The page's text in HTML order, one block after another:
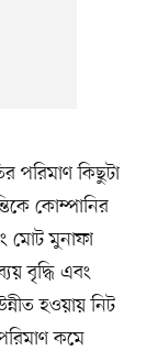
পরিমাণ কিছুটা
কোম্পানির
মোট মুনাফা
বৃদ্ধি এবং
হওয়ায় নিট
কমে